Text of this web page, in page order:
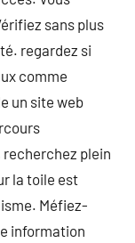
sans plus
regardez si
comme
un site web
recherchez plein
la toile est
Méfiez-
information